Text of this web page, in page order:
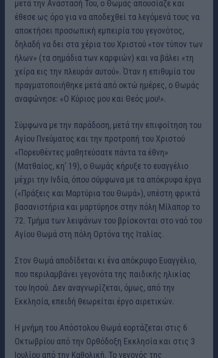
μετά την Ανάστασή Του, ο Θωμάς απουσίαζε και
έθεσε ως όρο για να αποδεχθεί τα λεγόμενά τους να
αποκτήσει προσωπική εμπειρία του γεγονότος,
δηλαδή να δει στα χέρια του Χριστού «τον τύπον των
ήλων» (τα σημάδια των καρφιών) και να βάλει «τη
χείρα εις την πλευράν αυτού». Όταν η επιθυμία του
πραγματοποιήθηκε μετά από οκτώ ημέρες, ο Θωμάς
αναφώνησε: «Ο Κύριος μου και Θεός μου!».
Σύμφωνα με την παράδοση, μετά την επιφοίτηση του
Αγίου Πνεύματος και την προτροπή του Χριστού
«Πορευθέντες μαθητεύσατε πάντα τα έθνη»
(Ματθαίος, κη’ 19), ο Θωμάς κήρυξε το ευαγγέλιο
μέχρι την Ινδία, όπου σύμφωνα με τα απόκρυφα έργα
(«Πράξεις και Μαρτύρια του Θωμά»), υπέστη φρικτά
βασανιστήρια και μαρτύρησε στην πόλη Μίλαπορ το
72. Τμήμα των λειψάνων του βρίσκονται στο ναό του
Αγίου Θωμά στη πόλη Ορτόνα της Ιταλίας.
Στον Θωμά αποδίδεται κι ένα απόκρυφο Ευαγγέλιο,
που περιλαμβάνει γεγονότα της παιδικής ηλικίας
του Ιησού. Δεν αναγνωρίζεται, όμως, από την
Εκκλησία, επειδή θεωρείται έργο αιρετικών.
Η μνήμη του Απόστολου Θωμά εορτάζεται στις 6
Οκτωβρίου από την Ορθόδοξη Εκκλησία και στις 3
Ιουλίου από την Καθολική. Το γεγονός της